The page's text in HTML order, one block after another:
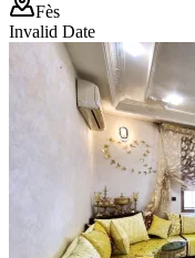
Fès
Invalid Date